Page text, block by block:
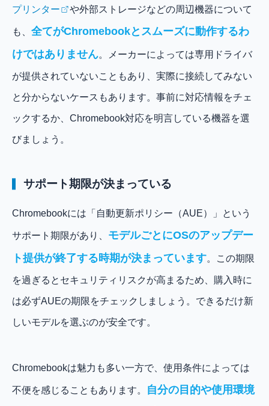
プリンター や外部ストレージなどの周辺機器について
も、 全てがChromebookとスムーズに動作するわ
けではありません。メーカーによっては専用ドライバ
が提供されていないこともあり、実際に接続してみない
と分からないケースもあります。事前に対応情報をチェ
ックするか、Chromebook対応を明言している機器を選
びましょう。
サポート期限が決まっている
Chromebookには「自動更新ポリシー（AUE）」という
サポート期限があり、 モデルごとにOSのアップデー
ト提供が終了する時期が決まっています。この期限
を過ぎるとセキュリティリスクが高まるため、購入時に
は必ずAUEの期限をチェックしましょう。できるだけ新
しいモデルを選ぶのが安全です。
Chromebookは魅力も多い一方で、使用条件によっては
不便を感じることもあります。
自分の目的や使用環境